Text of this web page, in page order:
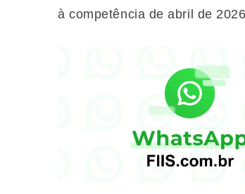
à competência de abril de